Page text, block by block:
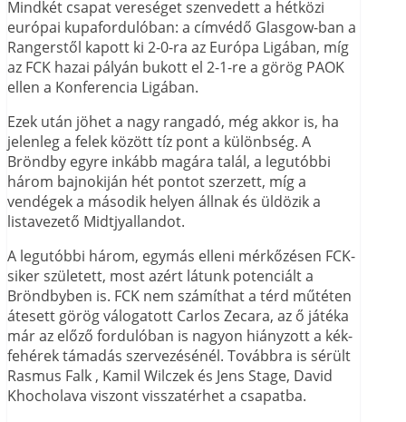
Mindkét csapat vereséget szenvedett a hétközi
európai kupafordulóban: a címvédő Glasgow-ban a
Rangerstől kapott ki 2-0-ra az Európa Ligában, míg
az FCK hazai pályán bukott el 2-1-re a görög PAOK
ellen a Konferencia Ligában.
Ezek után jöhet a nagy rangadó, még akkor is, ha
jelenleg a felek között tíz pont a különbség. A
Bröndby egyre inkább magára talál, a legutóbbi
három bajnokiján hét pontot szerzett, míg a
vendégek a második helyen állnak és üldözik a
listavezető Midtjyallandot.
A legutóbbi három, egymás elleni mérkőzésen FCK-
siker született, most azért látunk potenciált a
Bröndbyben is. FCK nem számíthat a térd műtéten
átesett görög válogatott Carlos Zecara, az ő játéka
már az előző fordulóban is nagyon hiányzott a kék-
fehérek támadás szervezésénél. Továbbra is sérült
Rasmus Falk , Kamil Wilczek és Jens Stage, David
Khocholava viszont visszatérhet a csapatba.